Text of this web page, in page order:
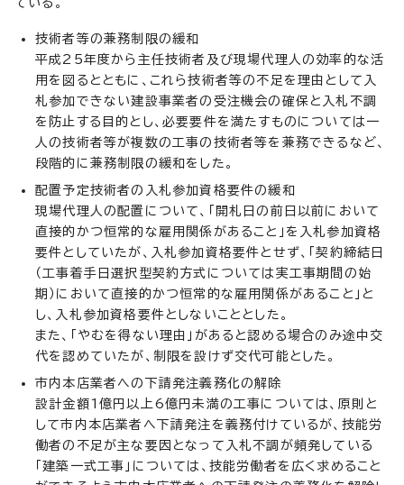
技術者等の兼務制限の緩和
平成25年度から主任技術者及び現場代理人の効率的な活
用を図るとともに、これら技術者等の不足を理由として入
札参加できない建設事業者の受注機会の確保と入札不調
を防止する目的とし、必要要件を満たすものについては一
人の技術者等が複数の工事の技術者等を兼務できるなど、
段階的に兼務制限の緩和をした。
配置予定技術者の入札参加資格要件の緩和
現場代理人の配置について、「開札日の前日以前において
直接的かつ恒常的な雇用関係があること」を入札参加資格
要件としていたが、入札参加資格要件とせず、「契約締結日
（工事着手日選択型契約方式については実工事期間の始
期）において直接的かつ恒常的な雇用関係があること」と
し、入札参加資格要件としないこととした。
また、「やむを得ない理由」があると認める場合のみ途中交
代を認めていたが、制限を設けず交代可能とした。
市内本店業者への下請発注義務化の解除
設計金額1億円以上6億円未満の工事については、原則と
して市内本店業者へ下請発注を義務付けているが、技能労
働者の不足が主な要因となって入札不調が頻発している
「建築一式工事」については、技能労働者を広く求めること